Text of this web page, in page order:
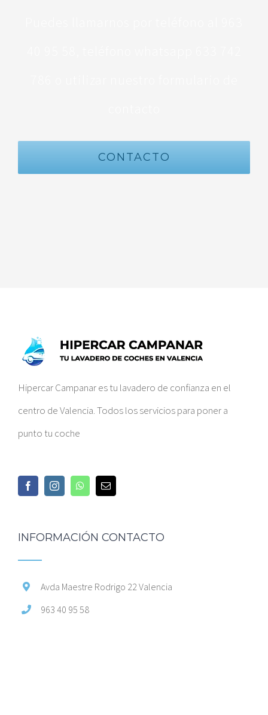
CONTACTO
Hipercar Campanar es tu lavadero de confianza en el
centro de Valencia. Todos los servicios para poner a
punto tu coche
INFORMACIÓN CONTACTO
Avda Maestre Rodrigo 22 Valencia
963 40 95 58